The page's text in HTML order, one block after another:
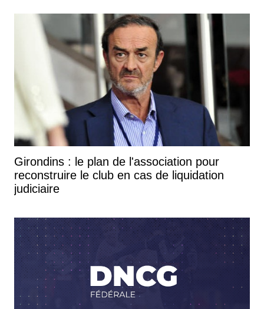
Girondins : le plan de l'association pour
reconstruire le club en cas de liquidation
judiciaire